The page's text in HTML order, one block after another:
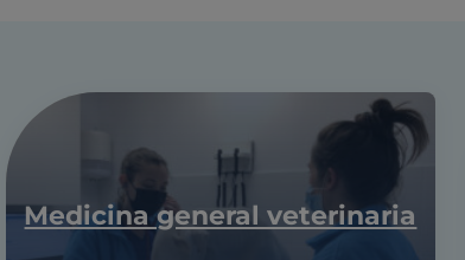
Medicina general veterinaria